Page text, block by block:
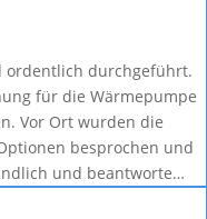
ordentlich durchgeführt.
für die Wärmepumpe
Vor Ort wurden die
besprochen und
und beantworte…